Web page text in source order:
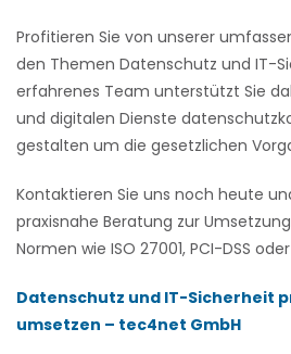
Profitieren Sie von unserer
den Themen Datenschutz und IT-
erfahrenes Team unterstützt Sie
und digitalen Dienste
gestalten um die gesetzlichen
Kontaktieren Sie uns noch heute
praxisnahe Beratung zur
Normen wie ISO 27001, PCI-DSS oder
Datenschutz und IT-Sicherheit
umsetzen – tec4net GmbH